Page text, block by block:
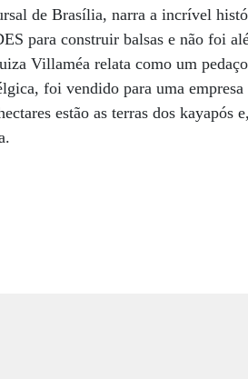
de Brasília, narra a incrível
para construir balsas e não foi
Villaméa relata como um
foi vendido para uma
estão as terras dos